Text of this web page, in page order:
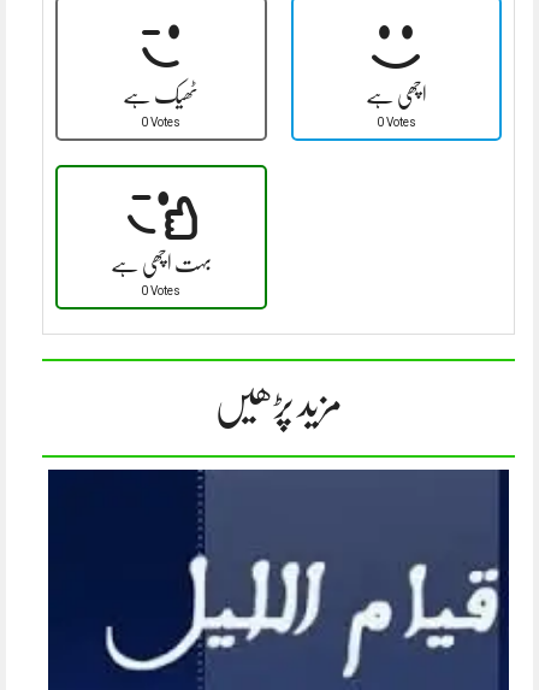
ٹھیک ہے
0 Votes
اچھی ہے
0 Votes
بہت اچھی ہے
0 Votes
مزید پڑھیں